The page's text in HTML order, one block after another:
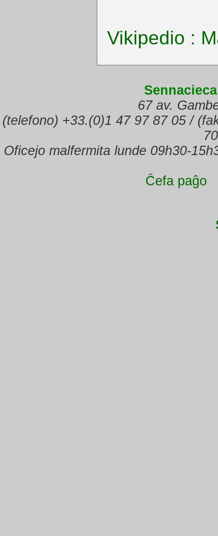
Vikipedio :
67 av.
(telefono) +33.(0)1 47 97 87 05 /
Oficejo malfermita lunde 09h30-
Ĉefa paĝo